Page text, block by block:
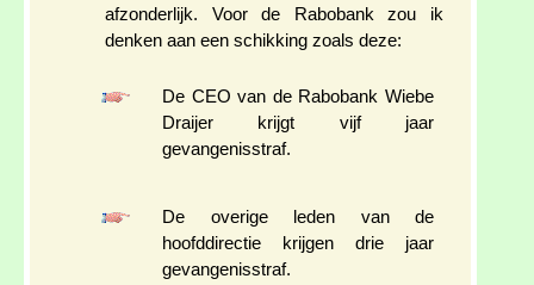
afzonderlijk. Voor de Rabobank zou ik
denken aan een schikking zoals deze:
De CEO van de Rabobank Wiebe
Draijer krijgt vijf jaar
gevangenisstraf.
De overige leden van de
hoofddirectie krijgen drie jaar
gevangenisstraf.